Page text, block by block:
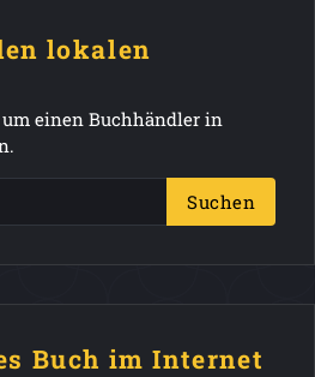
lokalen
einen Buchhändler in
Suchen
Buch im Internet